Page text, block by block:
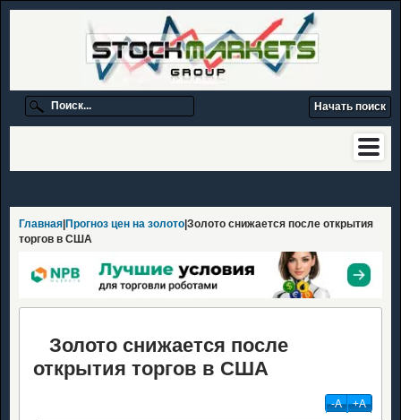
Главная Прогноз цен на золото |Золото снижается после открытия
торгов в США
Золото снижается после
открытия торгов в США
-А +А